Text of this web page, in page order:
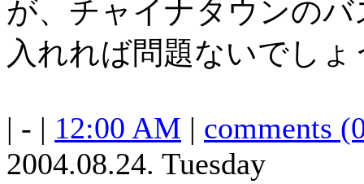
が、チャイナタウンの
入れれば問題ないでしょ
| - | 12:00 AM | comments
2004.08.24. Tuesday